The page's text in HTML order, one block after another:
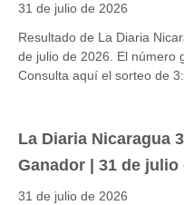
31 de julio de 2026
Resultado de La Diaria
de julio de 2026. El número
Consulta aquí el sorteo de
La Diaria Nicaragua
Ganador | 31 de julio
31 de julio de 2026